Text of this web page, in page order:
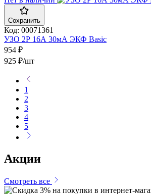
Сохранить
Код: 00071361
УЗО 2Р 16А 30мА ЭКФ Basic
954 ₽
925 ₽/шт
1
2
3
4
5
Акции
Смотреть все